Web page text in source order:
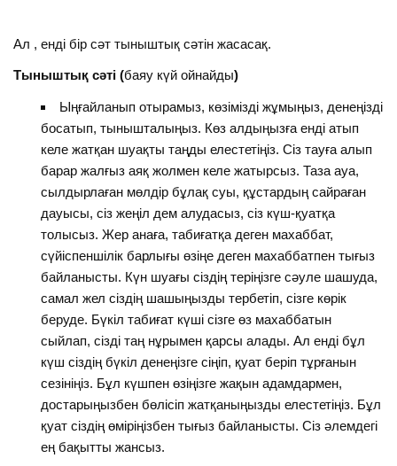
Ал , енді бір сәт тыныштық сәтін жасасақ.
Тыныштық сәті (баяу күй ойнайды)
Ыңғайланып отырамыз, көзімізді жұмыңыз, денеңізді
босатып, тынышталыңыз. Көз алдыңызға енді атып
келе жатқан шуақты таңды елестетіңіз. Сіз тауға алып
барар жалғыз аяқ жолмен келе жатырсыз. Таза ауа,
сылдырлаған мөлдір бұлақ суы, құстардың сайраған
дауысы, сіз жеңіл дем алудасыз, сіз күш-қуатқа
толысыз. Жер анаға, табиғатқа деген махаббат,
сүйіспеншілік барлығы өзіңе деген махаббатпен тығыз
байланысты. Күн шуағы сіздің теріңізге сәуле шашуда,
самал жел сіздің шашыңызды тербетіп, сізге көрік
беруде. Бүкіл табиғат күші сізге өз махаббатын
сыйлап, сізді таң нұрымен қарсы алады. Ал енді бұл
күш сіздің бүкіл денеңізге сіңіп, қуат беріп тұрғанын
сезініңіз. Бұл күшпен өзіңізге жақын адамдармен,
достарыңызбен бөлісіп жатқаныңызды елестетіңіз. Бұл
қуат сіздің өміріңізбен тығыз байланысты. Сіз әлемдегі
ең бақытты жансыз.